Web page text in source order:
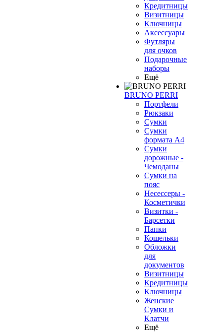
Кредитницы
Визитницы
Ключницы
Аксессуары
Футляры
для очков
Подарочные
наборы
Ещё
BRUNO PERRI
Портфели
Рюкзаки
Сумки
Сумки
формата А4
Сумки
дорожные -
Чемоданы
Сумки на
пояс
Несессеры -
Косметички
Визитки -
Барсетки
Папки
Кошельки
Обложки
для
документов
Визитницы
Кредитницы
Ключницы
Женские
Сумки и
Клатчи
Ещё